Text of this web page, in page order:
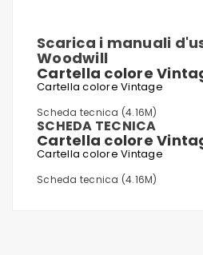
Scarica i manuali
Woodwill
Cartella colore
Cartella colore Vintage
Scheda tecnica (4.16M)
SCHEDA TECNICA
Cartella colore
Cartella colore Vintage
Scheda tecnica (4.16M)